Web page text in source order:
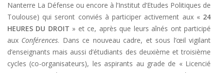
Nanterre La Défense ou encore à l’Institut d’Etudes Politiques de
Toulouse) qui seront conviés à participer activement aux « 24
HEURES DU DROIT » et ce, après que leurs aînés ont participé
aux Conférences. Dans ce nouveau cadre, et sous l’œil vigilant
d’enseignants mais aussi d’étudiants des deuxième et troisième
cycles (co-organisateurs), les aspirants au grade de « Licencié